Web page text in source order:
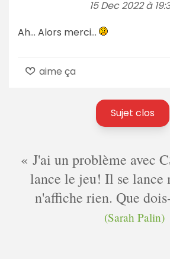
15 Dec 2022 à
Ah... Alors merci...
aime ça
Sujet clos
J'ai un problème avec
lance le jeu! Il se lance
n'affiche rien. Que
(Sarah Palin)